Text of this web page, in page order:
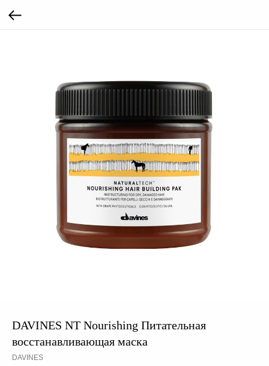
DAVINES NT Nourishing Питательная
восстанавливающая маска
DAVINES